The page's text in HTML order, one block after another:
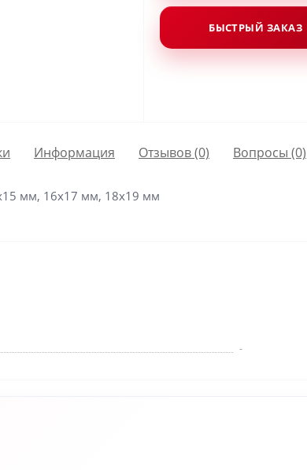
БЫСТРЫЙ ЗАКАЗ
Информация Отзывов (0) Вопросы (0)
мм, 16x17 мм, 18x19 мм
-